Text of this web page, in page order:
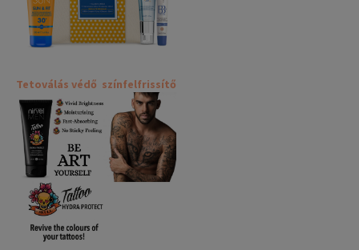
Tetoválás védő színfelfrissítő